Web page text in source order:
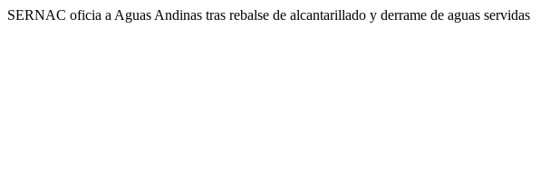
SERNAC oficia a Aguas Andinas tras rebalse de alcantarillado y derrame de aguas servidas